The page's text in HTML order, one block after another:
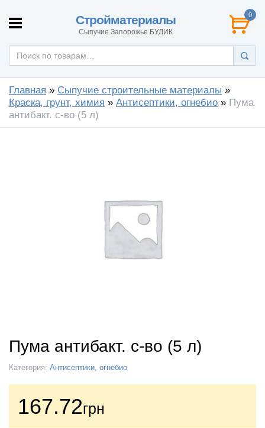
Стройматериалы
Сыпучие Запорожье БУДИК
0
Главная » Сыпучие строительные материалы »
Краска, грунт, химия » Антисептики, огнебио » Пума
антибакт. с-во (5 л)
Пума антибакт. с-во (5 л)
Категория: Антисептики, огнебио
167.72грн